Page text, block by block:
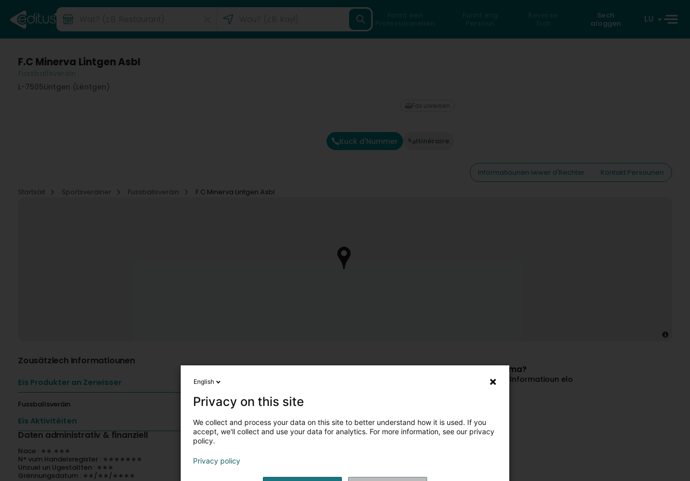
Fannt een
Professionnellen
Fannt eng
Persoun
Reverse
Sich
Sech
aloggen
LU
F.C Minerva Lintgen Asbl
L-7505Lintgen (Lëntgen)
Kuck d'Nummer Itinéraire
Fax uweisen
Informatiounen iwwer d'Rechter
Kontakt Persounen
Startsäit
Sportsveräiner Fussballsveräin F.C Minerva Lintgen Asbl
Zousätzlech Informatiounen
Eis Produkter an Zerwisser
Fussballsveräin
Eis Aktivitéiten
Daten administrativ & finanziell
Nace : ∗∗.∗∗∗
N° vum Handelsregister : ∗∗∗∗∗∗∗
Unzuel un Ugestallten : ∗∗∗
Grënnungsdatum : ∗∗/∗∗/∗∗∗∗
Sidd Dir de Besëtzer vun dëser Firma?
Huelt d'Kontroll vun Ärem Geschäft an update Är Informatioun elo
English
Privacy on this site
We collect and process your data on this site to better understand how it is used. If you
accept, we'll collect and use your data for analytics. For more information, see our privacy
policy.
Privacy policy